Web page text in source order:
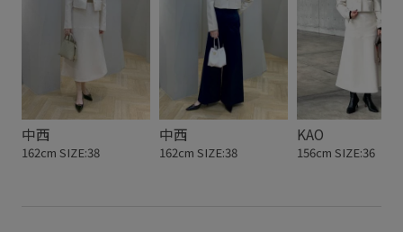
中西
162cm SIZE:38
中西
162cm SIZE:38
KAO
156cm SIZE:36